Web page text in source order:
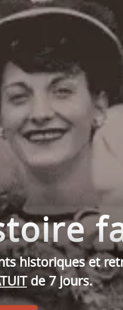
historiques et
de 7 jours.